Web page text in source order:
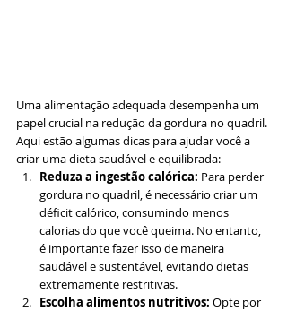
Uma alimentação adequada desempenha um
papel crucial na redução da gordura no quadril.
Aqui estão algumas dicas para ajudar você a
criar uma dieta saudável e equilibrada:
Reduza a ingestão calórica: Para perder
gordura no quadril, é necessário criar um
déficit calórico, consumindo menos
calorias do que você queima. No entanto,
é importante fazer isso de maneira
saudável e sustentável, evitando dietas
extremamente restritivas.
Escolha alimentos nutritivos: Opte por